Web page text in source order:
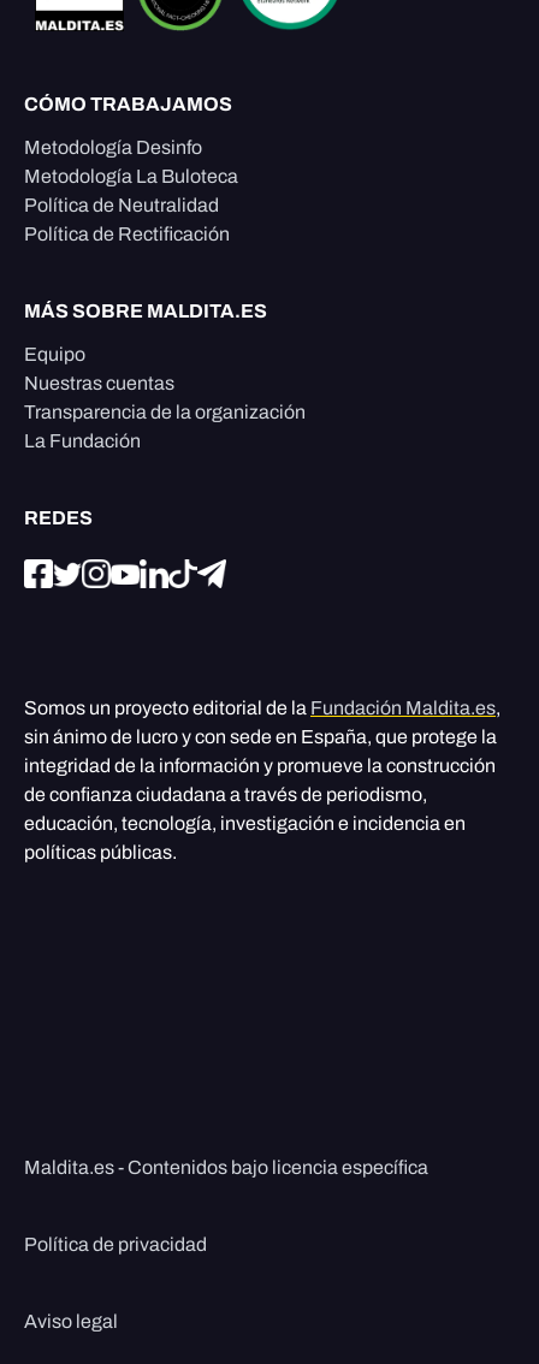
CÓMO TRABAJAMOS
Metodología Desinfo
Metodología La Buloteca
Política de Neutralidad
Política de Rectificación
MÁS SOBRE MALDITA.ES
Equipo
Nuestras cuentas
Transparencia de la organización
La Fundación
REDES
Somos un proyecto editorial de la Fundación Maldita.es,
sin ánimo de lucro y con sede en España, que protege la
integridad de la información y promueve la construcción
de confianza ciudadana a través de periodismo,
educación, tecnología, investigación e incidencia en
políticas públicas.
Maldita.es - Contenidos bajo licencia específica
Política de privacidad
Aviso legal